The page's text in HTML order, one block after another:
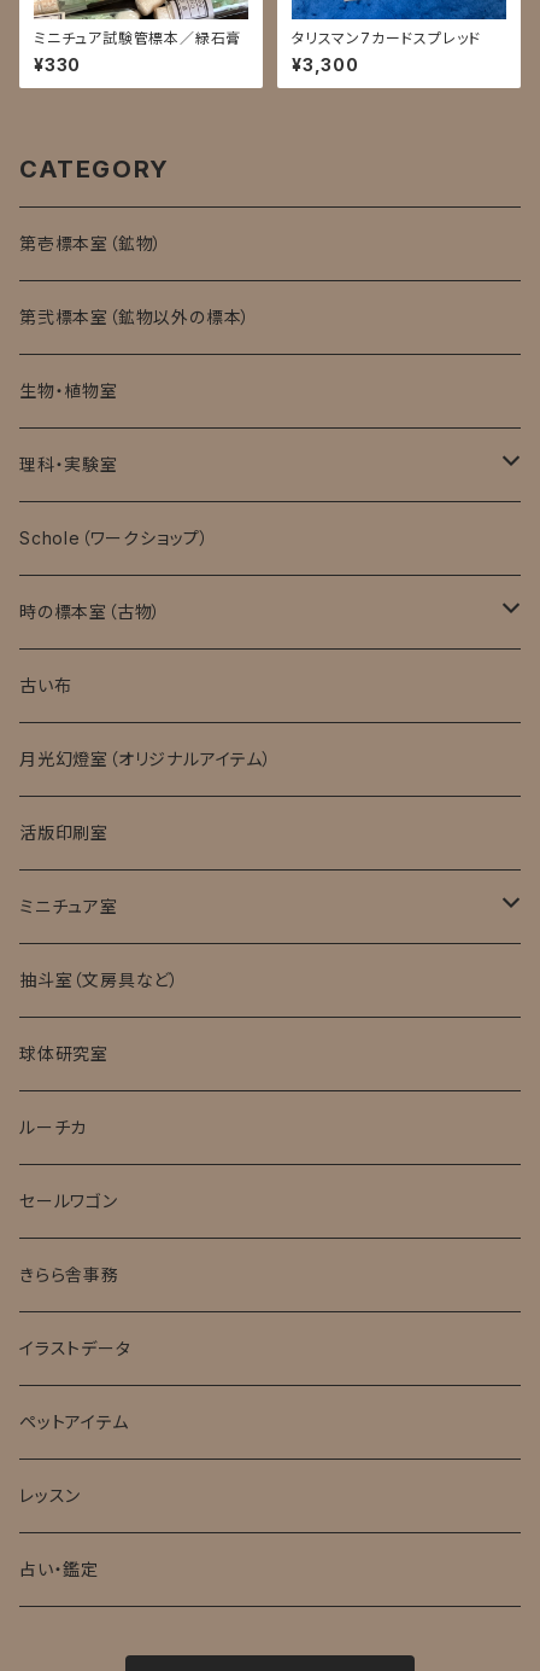
ミニチュア試験管標本／緑石膏
¥330
タリスマン7カードスプレッド
¥3,300
CATEGORY
第壱標本室（鉱物）
第弐標本室（鉱物以外の標本）
生物・植物室
理科・実験室
モバイル顕微鏡
実験消耗品
キット・完成品
Schole（ワークショップ）
時の標本室（古物）
ローマングラス
古い布
月光幻燈室（オリジナルアイテム）
活版印刷室
ミニチュア室
ミニチュア試験管入標本
抽斗室（文房具など）
球体研究室
ルーチカ
セールワゴン
きらら舎事務
イラストデータ
ペットアイテム
レッスン
占い・鑑定